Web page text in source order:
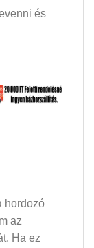
és
hordozó
az
Ha ez